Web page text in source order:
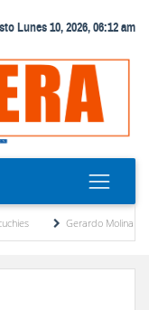
Lunes 10, 2026, 06:12 am
Gerardo Molina: “El